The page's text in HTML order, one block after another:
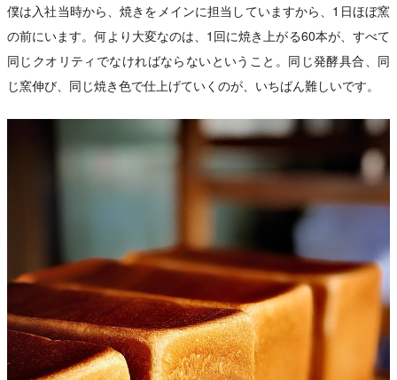
僕は入社当時から、焼きをメインに担当していますから、1日ほぼ窯
の前にいます。何より大変なのは、1回に焼き上がる60本が、すべて
同じクオリティでなければならないということ。同じ発酵具合、同
じ窯伸び、同じ焼き色で仕上げていくのが、いちばん難しいです。